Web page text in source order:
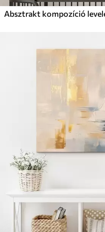
Absztrakt kompozíció